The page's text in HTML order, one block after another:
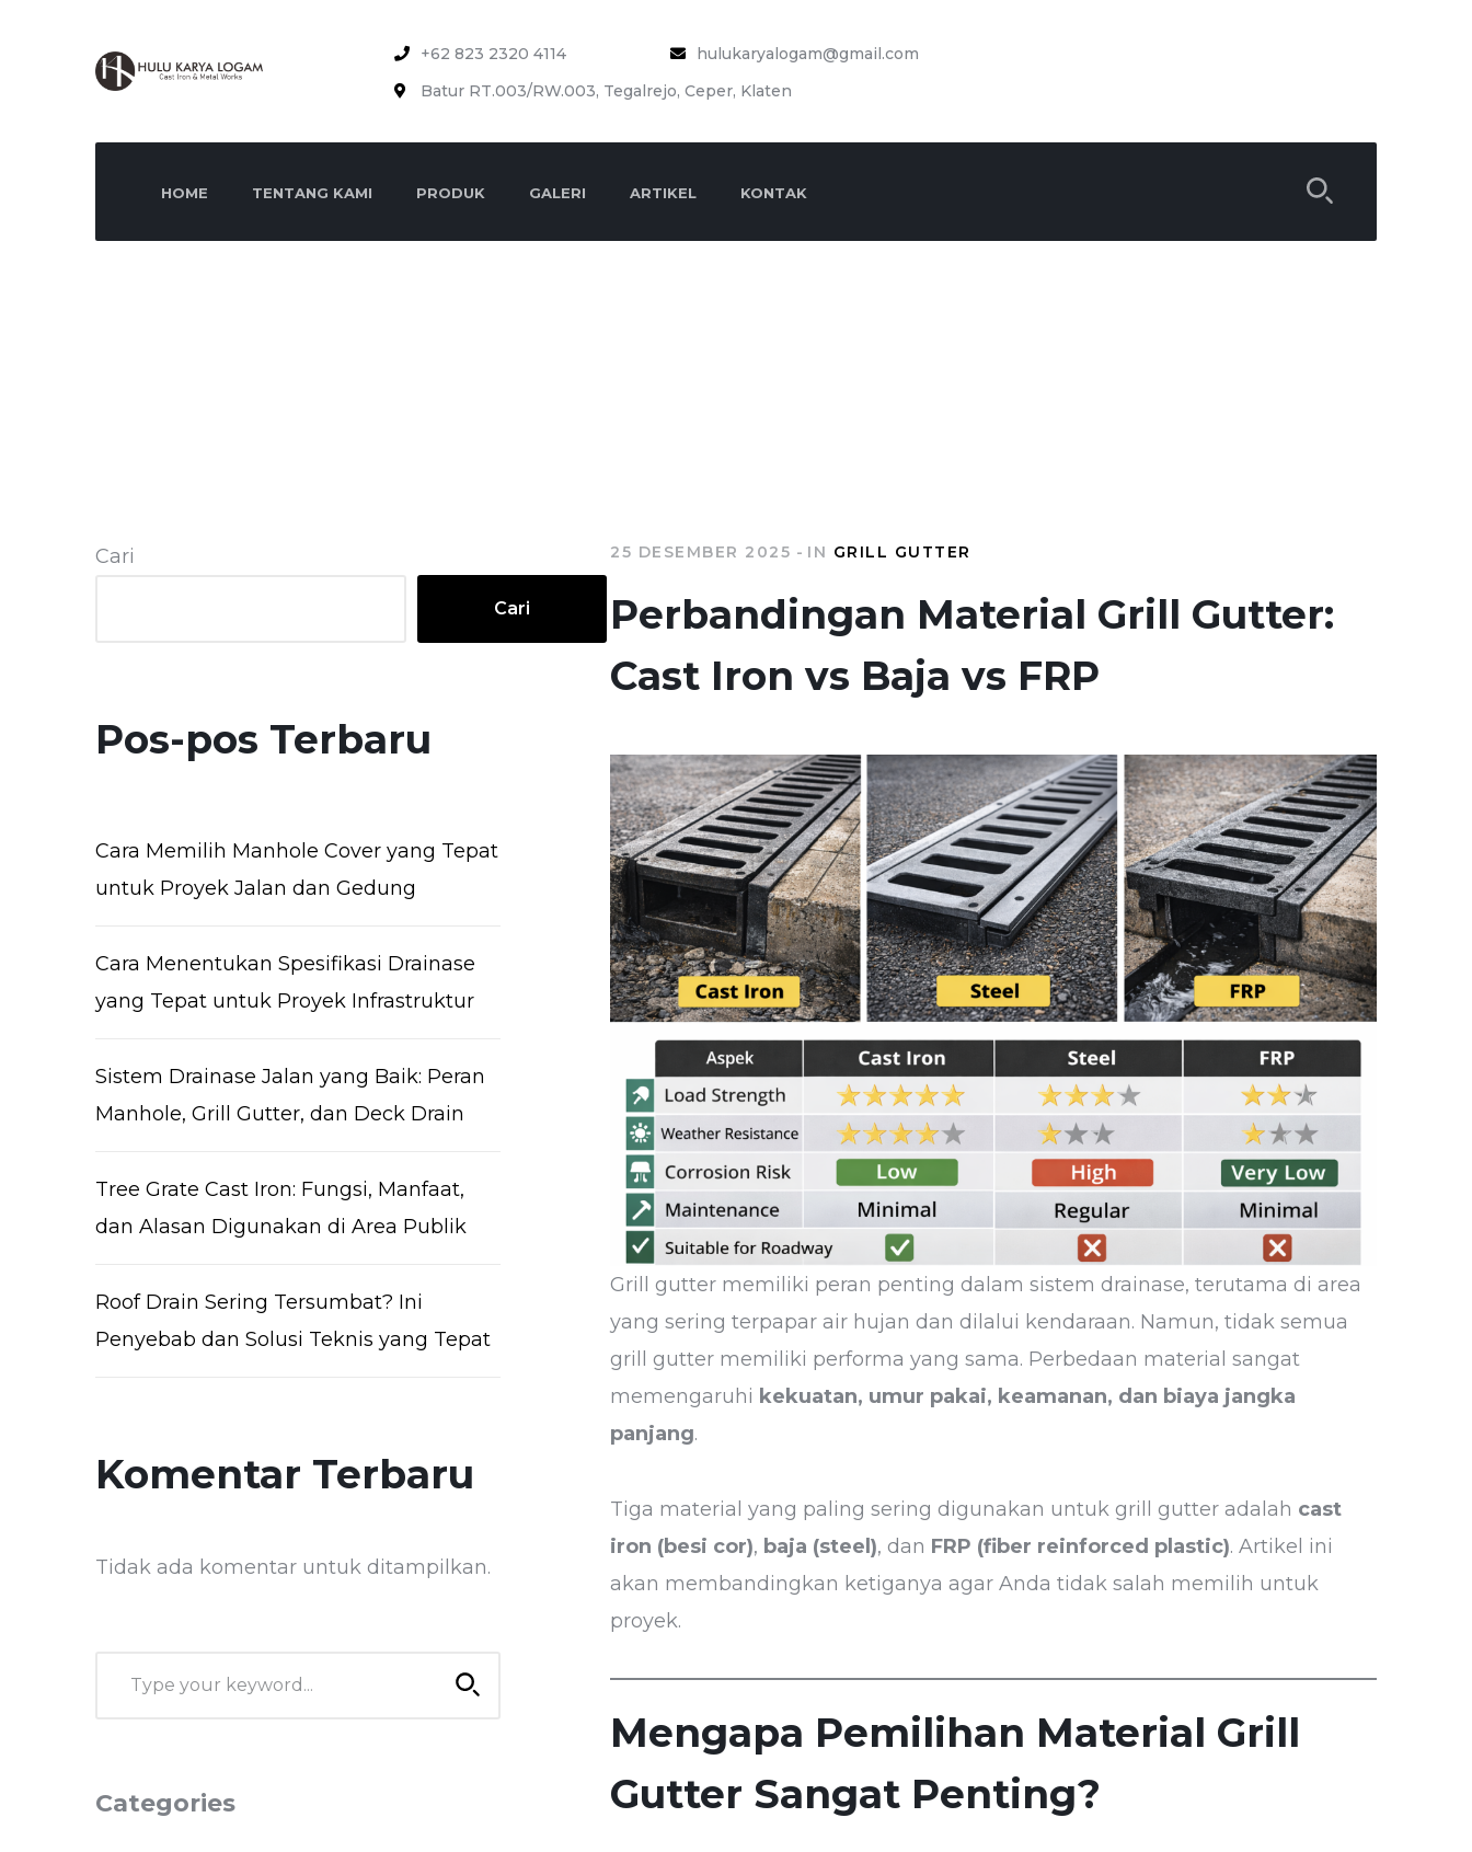
+62 823 2320 4114
hulukaryalogam@gmail.com
Batur RT.003/RW.003, Tegalrejo, Ceper, Klaten
HOME TENTANG KAMI PRODUK GALERI ARTIKEL KONTAK
25 DESEMBER 2025 IN GRILL GUTTER
Perbandingan Material Grill Gutter:
Cast Iron vs Baja vs FRP
Grill gutter memiliki peran penting dalam sistem drainase, terutama di area
yang sering terpapar air hujan dan dilalui kendaraan. Namun, tidak semua
grill gutter memiliki performa yang sama. Perbedaan material sangat
memengaruhi kekuatan, umur pakai, keamanan, dan biaya jangka
panjang.
Tiga material yang paling sering digunakan untuk grill gutter adalah cast
iron (besi cor), baja (steel), dan FRP (fiber reinforced plastic). Artikel ini
akan membandingkan ketiganya agar Anda tidak salah memilih untuk
proyek.
Mengapa Pemilihan Material Grill
Gutter Sangat Penting?
Cari
Cari
Pos-pos Terbaru
Cara Memilih Manhole Cover yang Tepat
untuk Proyek Jalan dan Gedung
Cara Menentukan Spesifikasi Drainase
yang Tepat untuk Proyek Infrastruktur
Sistem Drainase Jalan yang Baik: Peran
Manhole, Grill Gutter, dan Deck Drain
Tree Grate Cast Iron: Fungsi, Manfaat,
dan Alasan Digunakan di Area Publik
Roof Drain Sering Tersumbat? Ini
Penyebab dan Solusi Teknis yang Tepat
Komentar Terbaru
Tidak ada komentar untuk ditampilkan.
Categories